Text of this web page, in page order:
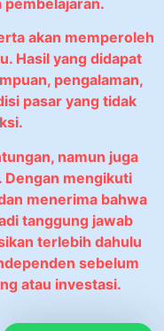
pembelajaran.
akan memperoleh
Hasil yang didapat
pengalaman,
pasar yang tidak
namun juga
mengikuti
menerima bahwa
tanggung jawab
terlebih dahulu
sebelum
atau investasi.